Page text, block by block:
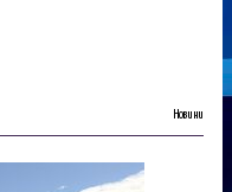
Новини